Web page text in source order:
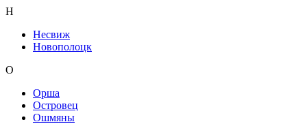
Н
Несвиж
Новополоцк
О
Орша
Островец
Ошмяны